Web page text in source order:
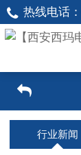
热线电话：
行业新闻